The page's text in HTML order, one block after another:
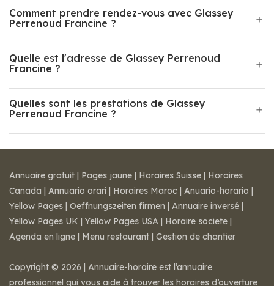
Comment prendre rendez-vous avec Glassey
Perrenoud Francine ?
Quelle est l'adresse de Glassey Perrenoud
Francine ?
Quelles sont les prestations de Glassey
Perrenoud Francine ?
Annuaire gratuit | Pages jaune | Horaires Suisse | Horaires
Canada | Annuario orari | Horaires Maroc | Anuario-horario |
Yellow Pages | Oeffnungszeiten firmen | Annuaire inversé |
Yellow Pages UK | Yellow Pages USA | Horaire societe |
Agenda en ligne | Menu restaurant | Gestion de chantier
Copyright © 2026 | Annuaire-horaire est l’annuaire
professionnel qui vous aide à trouver les horaires d’ouverture